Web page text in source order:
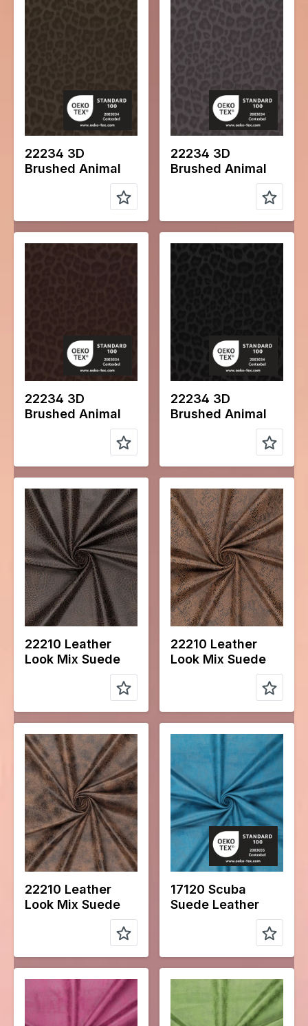
Compositio 70%PL
25%PU
5%EA
22234 3D
Brushed Animal
140
Compositio 70%PL
25%PU
5%EA
22234 3D
Brushed Animal
Compositio 70%PL
25%PU
5%EA
22234 3D
Brushed Animal
Noir
Compositio 70%PL
25%PU
22234 3D
Brushed Animal
Color
Noir
Largeur en
cm
145
Poids en
gr/m2
280
Type de
tissu
Suede
Compositio
n
92%PL
8%EA
22210 Leather
Look Mix Suede
Color
Naturels
Largeur en
cm
145
Poids en
gr/m2
280
Type de
tissu
Suede
Compositio
n
92%PL
8%EA
22210 Leather
Look Mix Suede
Color
Naturels
Largeur en
cm
145
Poids en
gr/m2
280
Type de
tissu
Suede
Compositio
n
92%PL
8%EA
22210 Leather
Look Mix Suede
Color
Bleu
Largeur en
cm
Poids en
gr/m2
280
Type de
tissu
Suede
Compositio
n
95%PL
5%EA
17120 Scuba
Suede Leather
Rose
145
Largeur en
cm